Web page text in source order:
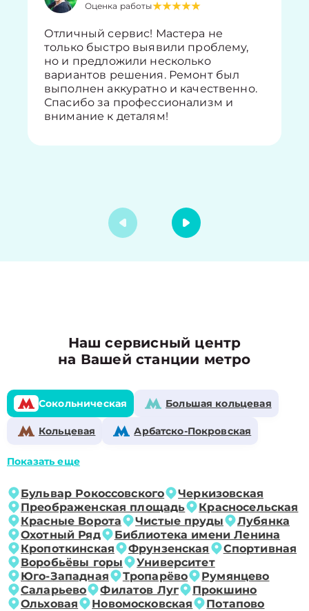
Оценка работы
Отличный сервис! Мастера не
только быстро выявили проблему,
но и предложили несколько
вариантов решения. Ремонт был
выполнен аккуратно и качественно.
Спасибо за профессионализм и
внимание к деталям!
Наш сервисный центр
на Вашей станции метро
Сокольническая Большая кольцевая
Кольцевая Арбатско-Покровская
Показать еще
Бульвар Рокоссовского
Черкизовская
Преображенская площадь
Красносельская
Красные Ворота
Чистые пруды
Лубянка
Охотный Ряд
Библиотека имени Ленина
Кропоткинская
Фрунзенская
Спортивная
Воробьёвы горы
Университет
Юго-Западная
Тропарёво
Румянцево
Саларьево
Филатов Луг
Прокшино
Ольховая
Новомосковская Потапово